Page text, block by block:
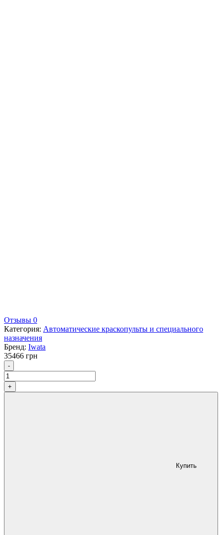
Отзывы 0
Категория: Автоматические краскопульты и специального
назначения
Бренд: Iwata
35466 грн
- Количество
+
Купить